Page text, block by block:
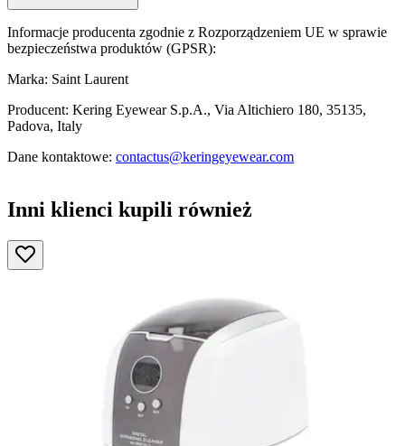
Informacje producenta zgodnie z Rozporządzeniem UE w sprawie
bezpieczeństwa produktów (GPSR):
Marka: Saint Laurent
Producent: Kering Eyewear S.p.A., Via Altichiero 180, 35135,
Padova, Italy
Dane kontaktowe: contactus@keringeyewear.com
Inni klienci kupili również